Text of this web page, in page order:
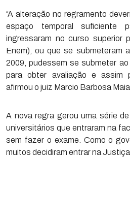
“A alteração no regramento
espaço temporal suficiente
ingressaram no curso superior
Enem), ou que se submeteram
2009, pudessem se submeter ao
para obter avaliação e assim
afirmou o juiz Marcio Barbosa
A nova regra gerou uma série
universitários que entraram na
sem fazer o exame. Como o
muitos decidiram entrar na